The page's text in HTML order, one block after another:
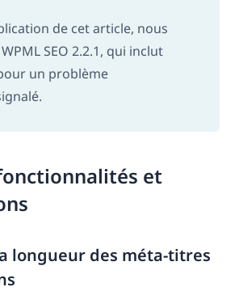
de cet article, nous
SEO 2.2.1, qui inclut
un problème
et
longueur des méta-titres